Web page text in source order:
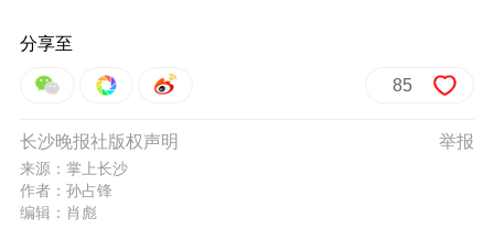
分享至
85
举报
长沙晚报社版权声明
来源：掌上长沙
作者：孙占锋
编辑：肖彪